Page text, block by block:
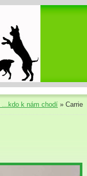
...kdo k nám chodí » Carrie